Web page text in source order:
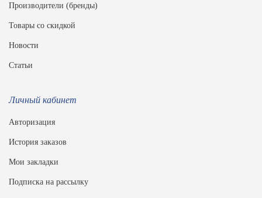
Производители (бренды)
Товары со скидкой
Новости
Статьи
Личный кабинет
Авторизация
История заказов
Мои закладки
Подписка на рассылку